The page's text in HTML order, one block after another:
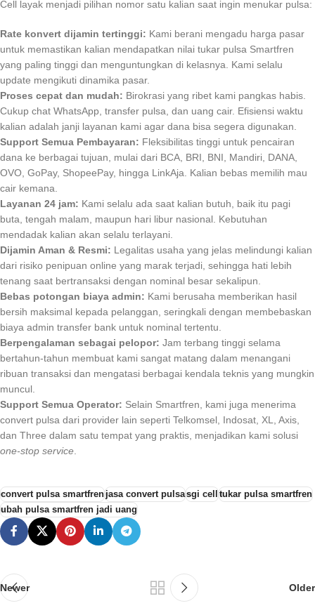
Cell layak menjadi pilihan nomor satu kalian saat ingin menukar pulsa:
Rate konvert dijamin tertinggi: Kami berani mengadu harga pasar
untuk memastikan kalian mendapatkan nilai tukar pulsa Smartfren
yang paling tinggi dan menguntungkan di kelasnya. Kami selalu
update mengikuti dinamika pasar.
Proses cepat dan mudah: Birokrasi yang ribet kami pangkas habis.
Cukup chat WhatsApp, transfer pulsa, dan uang cair. Efisiensi waktu
kalian adalah janji layanan kami agar dana bisa segera digunakan.
Support Semua Pembayaran: Fleksibilitas tinggi untuk pencairan
dana ke berbagai tujuan, mulai dari BCA, BRI, BNI, Mandiri, DANA,
OVO, GoPay, ShopeePay, hingga LinkAja. Kalian bebas memilih mau
cair kemana.
Layanan 24 jam: Kami selalu ada saat kalian butuh, baik itu pagi
buta, tengah malam, maupun hari libur nasional. Kebutuhan
mendadak kalian akan selalu terlayani.
Dijamin Aman & Resmi: Legalitas usaha yang jelas melindungi kalian
dari risiko penipuan online yang marak terjadi, sehingga hati lebih
tenang saat bertransaksi dengan nominal besar sekalipun.
Bebas potongan biaya admin: Kami berusaha memberikan hasil
bersih maksimal kepada pelanggan, seringkali dengan membebaskan
biaya admin transfer bank untuk nominal tertentu.
Berpengalaman sebagai pelopor: Jam terbang tinggi selama
bertahun-tahun membuat kami sangat matang dalam menangani
ribuan transaksi dan mengatasi berbagai kendala teknis yang mungkin
muncul.
Support Semua Operator: Selain Smartfren, kami juga menerima
convert pulsa dari provider lain seperti Telkomsel, Indosat, XL, Axis,
dan Three dalam satu tempat yang praktis, menjadikan kami solusi
one-stop service
convert pulsa smartfrenjasa convert pulsasgi cell
tukar pulsa smartfren
ubah pulsa smartfren jadi uang
Newer Older